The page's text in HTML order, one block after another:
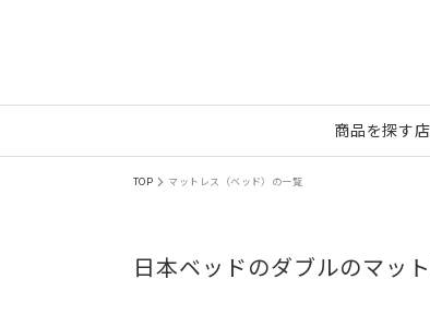
商品を探す
TOP マットレス（ベッド）の一覧
日本ベッドのダブルのマッ